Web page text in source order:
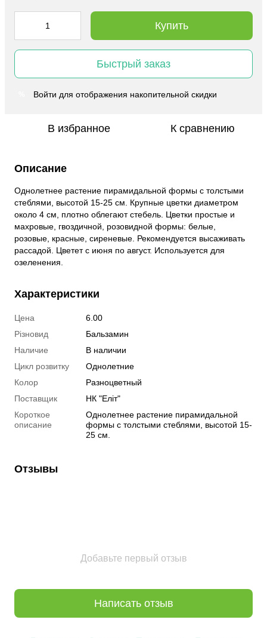
Купить
Быстрый заказ
Войти для отображения накопительной скидки
В избранное К сравнению
Описание
Однолетнее растение пирамидальной формы с толстыми
стеблями, высотой 15-25 см. Крупные цветки диаметром
около 4 см, плотно облегают стебель. Цветки простые и
махровые, гвоздичной, розовидной формы: белые,
розовые, красные, сиреневые. Рекомендуется высаживать
рассадой. Цветет с июня по август. Используется для
озеленения.
Характеристики
Цена
6.00
Різновид
Бальзамин
Наличие
В наличии
Цикл розвитку
Однолетние
Колор
Разноцветный
Поставщик
НК "Еліт"
Короткое
описание
Однолетнее растение пирамидальной
формы с толстыми стеблями, высотой 15-
25 см.
Отзывы
Добавьте первый отзыв
Написать отзыв